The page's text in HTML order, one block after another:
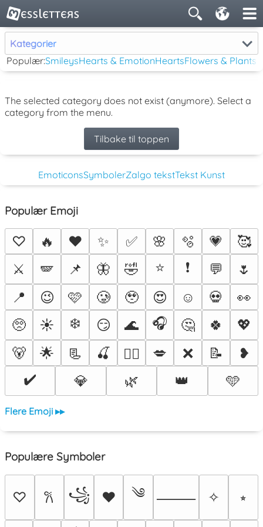
Kategorier
Populær:SmileysHearts & EmotionHeartsFlowers & Plants
The selected category does not exist (anymore). Select a
category from the menu.
Tilbake til toppen
EmoticonsSymbolerZalgo tekstTekst Kunst
Populær Emoji
♡ 🔥 ❤️ ✨ ✅ 🌸 🫧 💗
🥰
⚔️
🪽 📌 🦋 🤣 ⭐ ❗ 💬
🌷
📍
😉 🩷 🥲 🥹 😍 ☺️ 💀
👀
🥺
☀️ ❄️ 😏 🌊 🎧 🤔 🍀
💖
🐻
🌟 📃 🍒 ❤️‍🔥 💋 ❌ 📝
❥
✔️
💎 🌿 👑 🩵
Flere Emoji ▸▸
Populære Symboler
♡ 𐙚 ꧁ ♥ ༄ ⸻ ✧ ⭒